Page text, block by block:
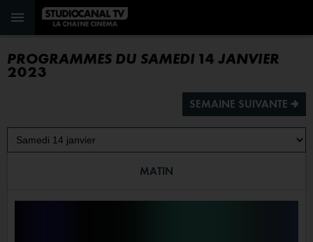
PROGRAMMES DU SAMEDI 14 JANVIER
2023
SEMAINE SUIVANTE ª
MATIN